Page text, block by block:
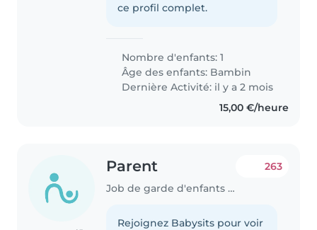
ce profil complet.
Nombre d'enfants: 1
Âge des enfants: Bambin
Dernière Activité: il y a 2 mois
15,00 €/heure
Parent
Job de garde d'enfants à Paris
263
Rejoignez Babysits pour voir